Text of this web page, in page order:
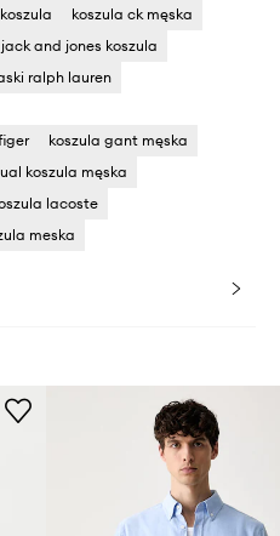
koszula ck męska
jack and jones koszula
ralph lauren
koszula gant męska
koszula męska
lacoste
meska